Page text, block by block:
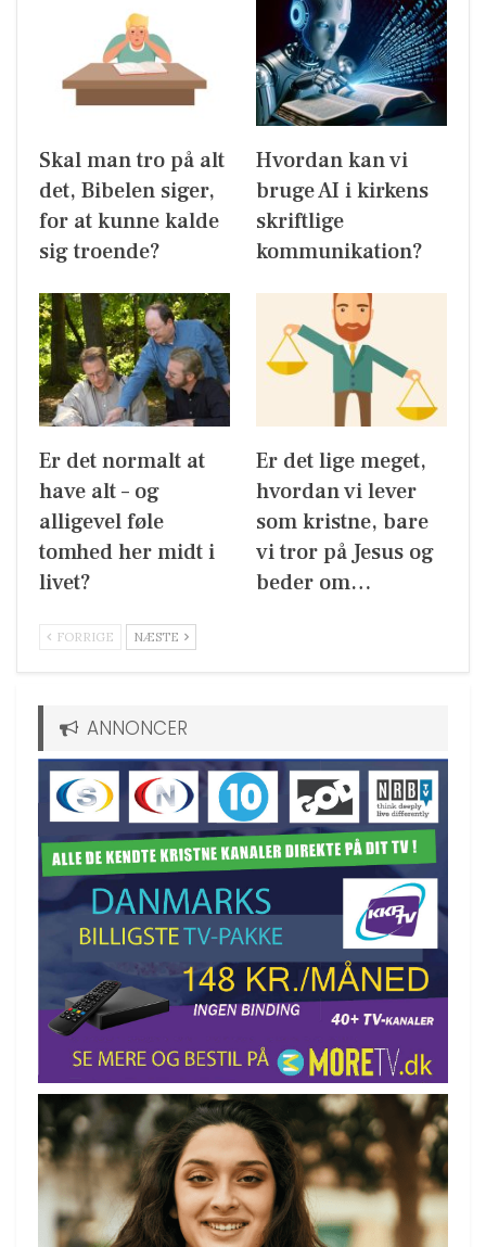
Skal man tro på alt
det, Bibelen siger,
for at kunne kalde
sig troende?
Hvordan kan vi
bruge AI i kirkens
skriftlige
kommunikation?
Er det normalt at
have alt – og
alligevel føle
tomhed her midt i
livet?
Er det lige meget,
hvordan vi lever
som kristne, bare
vi tror på Jesus og
beder om…
FORRIGE NÆSTE
ANNONCER